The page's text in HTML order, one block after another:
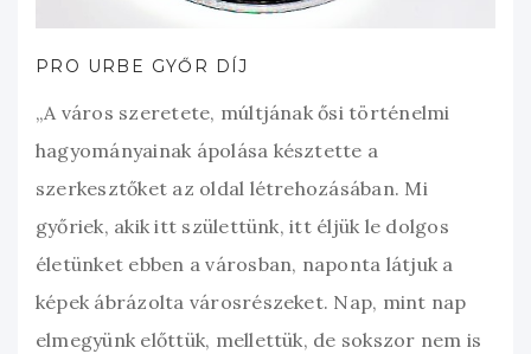
PRO URBE GYŐR DÍJ
„A város szeretete, múltjának ősi történelmi
hagyományainak ápolása késztette a
szerkesztőket az oldal létrehozásában. Mi
győriek, akik itt születtünk, itt éljük le dolgos
életünket ebben a városban, naponta látjuk a
képek ábrázolta városrészeket. Nap, mint nap
elmegyünk előttük, mellettük, de sokszor nem is